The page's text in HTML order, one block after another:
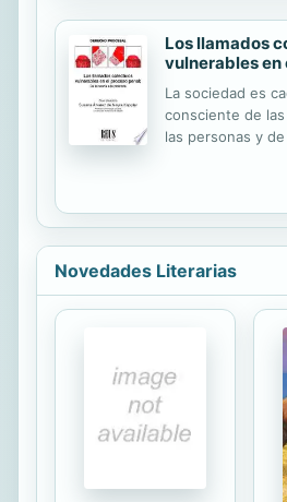
actualización
Los llamados
vulnerables en
La sociedad es
consciente de
las personas y
amparar a
una especial
vulnerabilidad.
acrecienta
vulnerables se
proceso penal en
fundamental a la
configurado en
ordenamiento
superior,
de la vida de las
propio acto de
identificación y
de los
Novedades Literarias